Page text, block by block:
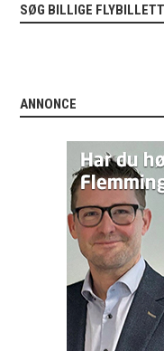
SØG BILLIGE
ANNONCE